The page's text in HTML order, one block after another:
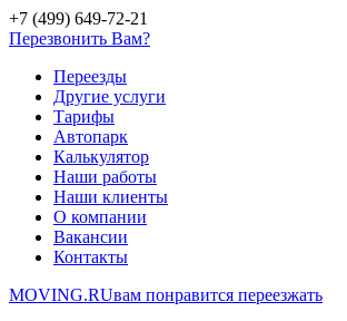
+7 (499) 649-72-21
Перезвонить Вам?
Переезды
Другие услуги
Тарифы
Автопарк
Калькулятор
Наши работы
Наши клиенты
О компании
Вакансии
Контакты
MOVING.RUвам понравится переезжать